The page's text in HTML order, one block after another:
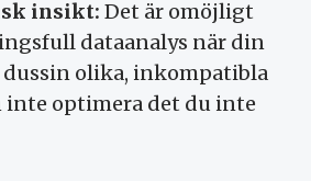
insikt: Det är omöjligt
dataanalys när din
olika, inkompatibla
inte optimera det du inte